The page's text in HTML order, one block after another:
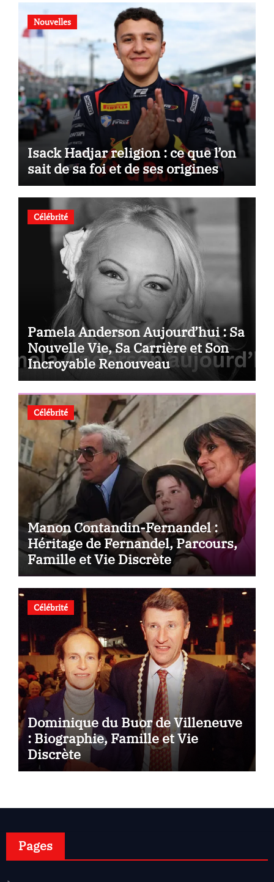
Nouvelles
Isack Hadjar religion : ce que l’on
sait de sa foi et de ses origines
Célébrité
Pamela Anderson Aujourd’hui : Sa
Nouvelle Vie, Sa Carrière et Son
Incroyable Renouveau
Célébrité
Manon Contandin-Fernandel :
Héritage de Fernandel, Parcours,
Famille et Vie Discrète
Célébrité
Dominique du Buor de Villeneuve
: Biographie, Famille et Vie
Discrète
Pages